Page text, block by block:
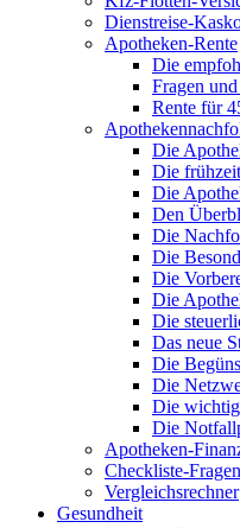
Dienstreise-
Apotheken-Rente
Die
Fragen
Rente für
Die
Die
Die
Den
Die
Die
Die
Die
Die
Das neue
Die
Die
Die
Die
Apotheken-
Checkliste-
Vergleichsrechner
Gesundheit